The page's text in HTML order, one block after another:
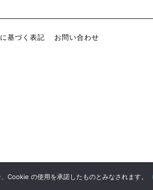
基づく表記 お問い合わせ
Cookie の使用を承諾したものとみなされます。